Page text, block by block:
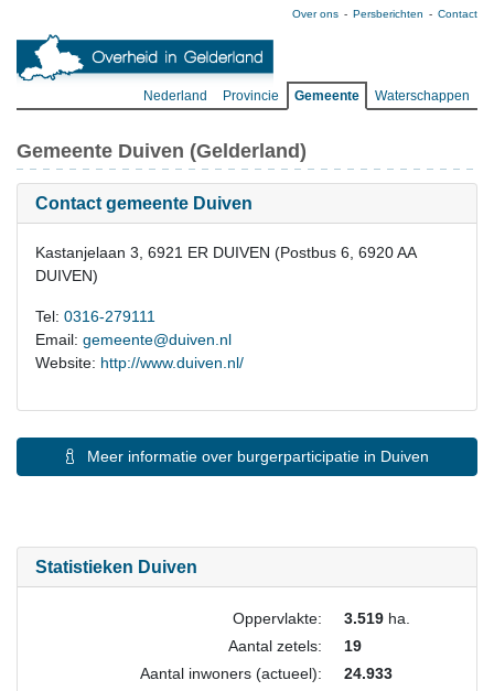
Over ons Persberichten Contact
Nederland Provincie Gemeente Waterschappen
Gemeente Duiven (Gelderland)
Contact gemeente Duiven
Kastanjelaan 3, 6921 ER DUIVEN (Postbus 6, 6920 AA
DUIVEN)
Tel: 0316-279111
Email: gemeente@duiven.nl
Website: http://www.duiven.nl/
Meer informatie over burgerparticipatie in Duiven
Statistieken Duiven
Oppervlakte: 3.519 ha.
Aantal zetels:
19
Aantal inwoners (actueel):
24.933